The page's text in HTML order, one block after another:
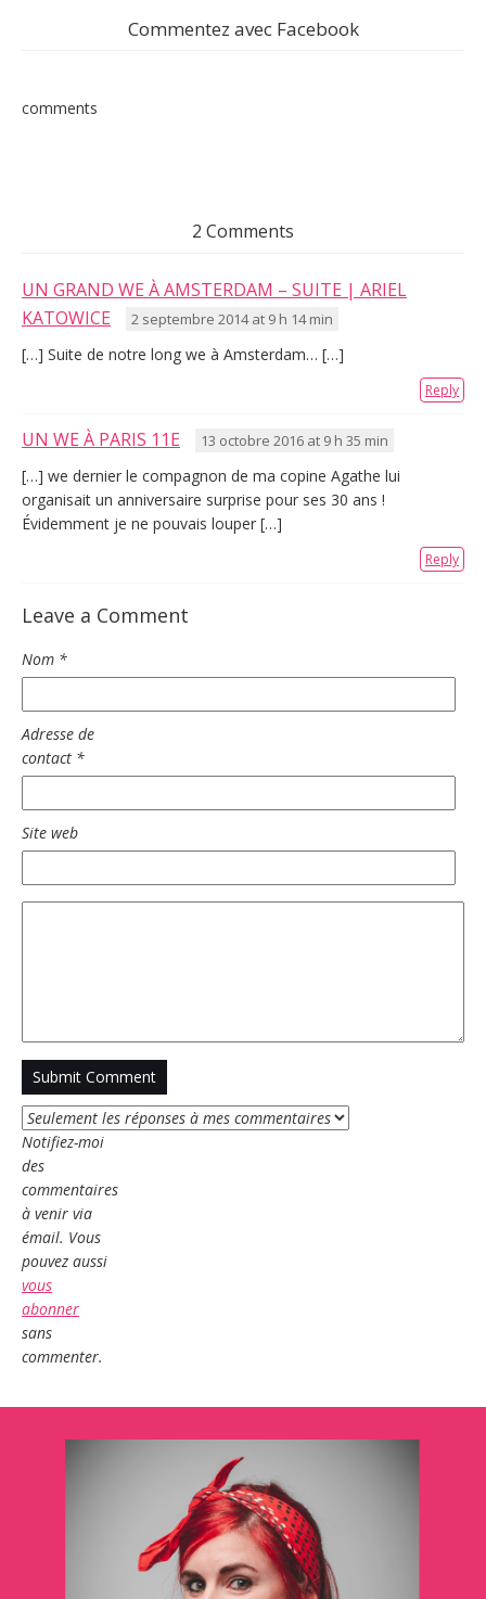
Commentez avec Facebook
comments
2 Comments
UN GRAND WE À AMSTERDAM – SUITE | ARIEL
KATOWICE
2 septembre 2014 at 9 h 14 min
[…] Suite de notre long we à Amsterdam… […]
Reply
UN WE À PARIS 11E 13 octobre 2016 at 9 h 35 min
[…] we dernier le compagnon de ma copine Agathe lui
organisait un anniversaire surprise pour ses 30 ans !
Évidemment je ne pouvais louper […]
Reply
Leave a Comment
Nom *
Adresse de
contact *
Site web
Notifiez-moi
des
commentaires
à venir via
émail. Vous
pouvez aussi
vous
abonner
sans
commenter.